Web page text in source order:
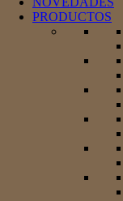
PRODUCTOS
Mostrando el único